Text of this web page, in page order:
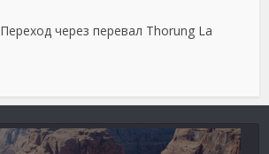
Переход через перевал Thorung La